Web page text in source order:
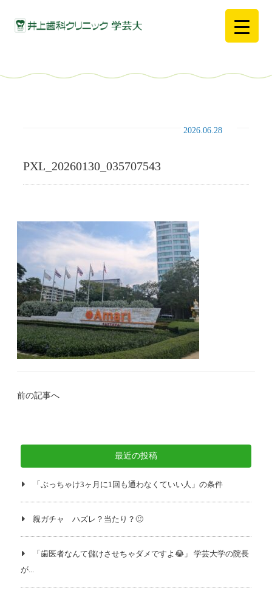
2026.06.28
PXL_20260130_035707543
前の記事へ
最近の投稿
「ぶっちゃけ3ヶ月に1回も通わなくていい人」の条件
親ガチャ ハズレ？当たり？🙂
「歯医者なんて儲けさせちゃダメですよ😂」 学芸大学の院長
が...